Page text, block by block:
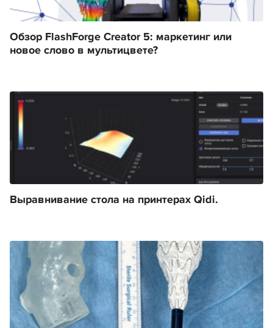
Обзор FlashForge Creator 5: маркетинг или
новое слово в мультицвете?
Выравнивание стола на принтерах Qidi.